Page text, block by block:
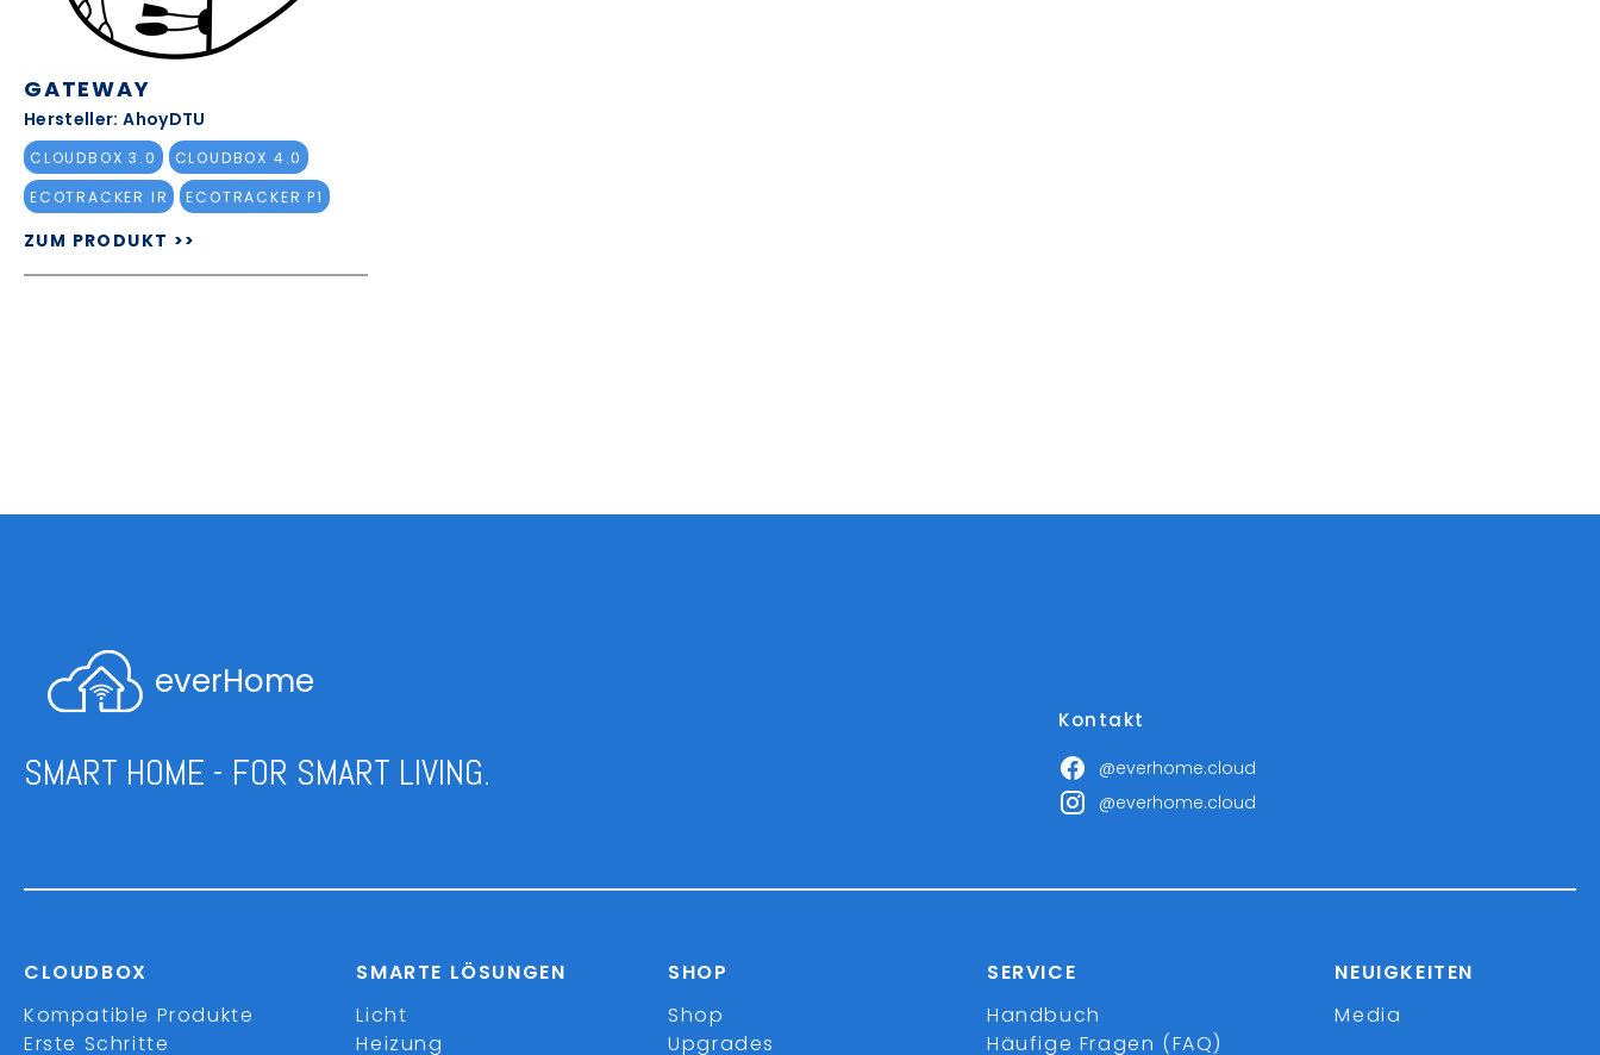
GATEWAY
Hersteller: AhoyDTU
CLOUDBOX 3.0
CLOUDBOX 4.0
ECOTRACKER IR
ECOTRACKER P1
ZUM PRODUKT >>
everHome
SMART HOME - FOR SMART LIVING.
Kontakt
@everhome.cloud
@everhome.cloud
CLOUDBOX
Kompatible Produkte
Erste Schritte
SMARTE LÖSUNGEN
Licht
Heizung
SHOP
Shop
Upgrades
SERVICE
Handbuch
Häufige Fragen (FAQ)
NEUIGKEITEN
Media